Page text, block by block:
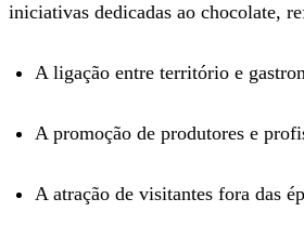
iniciativas dedicadas ao chocolate,
A ligação entre território e
A promoção de produtores e
A atração de visitantes fora das